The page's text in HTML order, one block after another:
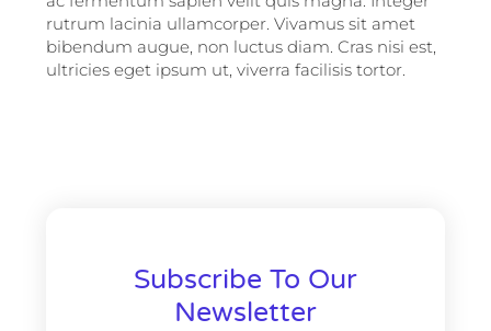
rutrum lacinia ullamcorper. Vivamus sit amet
bibendum augue, non luctus diam. Cras nisi est,
ultricies eget ipsum ut, viverra facilisis tortor.
Subscribe To Our
Newsletter